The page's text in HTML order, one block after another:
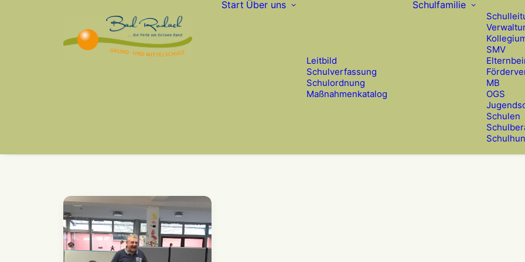
Start Über uns
Leitbild
Schulverfassung
Schulordnung
Maßnahmenkatalog
Schulfamilie
SMV
MB
OGS
Schulen